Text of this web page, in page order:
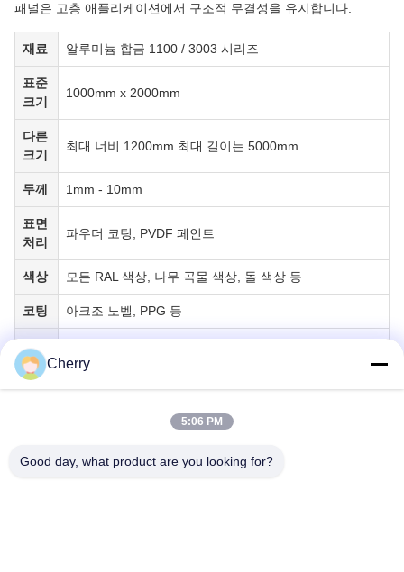
패널은 고층 애플리케이션에서 구조적 무결성을 유지합니다.
재료 알루미늄 합금 1100 / 3003 시리즈
표준
크기
1000mm x 2000mm
다른
크기
최대 너비 1200mm 최대 길이는 5000mm
두께 1mm - 10mm
표면
처리
파우더 코팅, PVDF 페인트
색상 모든 RAL 색상, 나무 곡물 색상, 돌 색상 등
코팅 아크조 노벨, PPG 등
적용
인 정보 보호 패널, 공간 분할 장치 등
의 그림 또는 그림을 제공
벽장용 구멍이 뚫린 금속 정면
Cherry
5:06 PM
Good day, what product are you looking for?